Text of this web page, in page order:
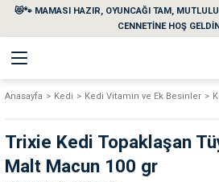
😻🐾 MAMASI HAZIR, OYUNCAĞI TAM,
CENNETİNE HOŞ
Geri Dön
Geri Dön
Geri Dön
Geri Dön
Geri Dön
Geri Dön
Anasayfa Kedi Kedi Vitamin ve Ek Besinler
Trixie Kedi Topaklaşan
Malt Macun 100 gr